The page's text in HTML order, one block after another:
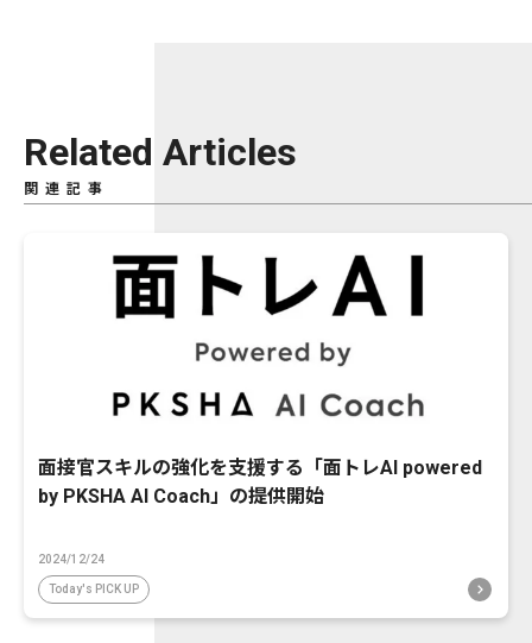
Related Articles
関連記事
面接官スキルの強化を支援する「面トレAI powered
by PKSHA AI Coach」の提供開始
2024/12/24
Today's PICK UP